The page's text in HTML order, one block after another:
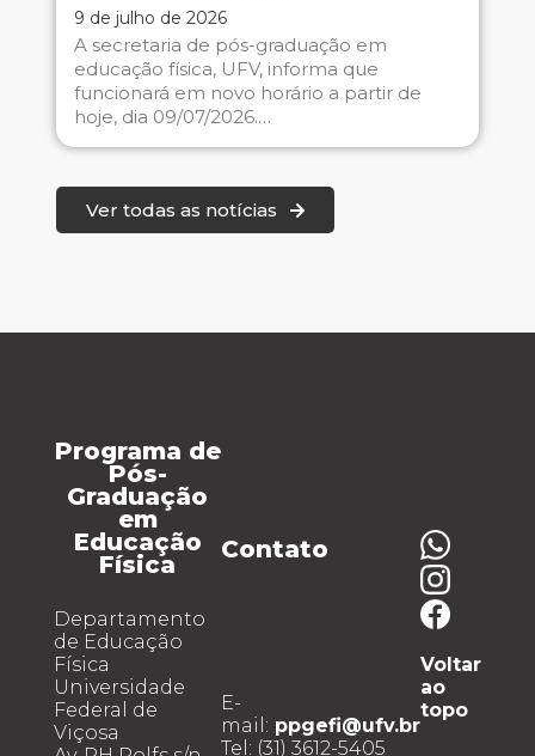
9 de julho de 2026
A secretaria de pós-graduação em
educação física, UFV, informa que
funcionará em novo horário a partir de
hoje, dia 09/07/2026.…
Ver todas as notícias
Programa de
Pós-
Graduação
em
Educação
Física
Departamento
de Educação
Física
Universidade
Federal de
Viçosa
Contato
E-
mail: ppgefi@ufv.br
Tel: (31) 3612-5405
Voltar
ao
topo